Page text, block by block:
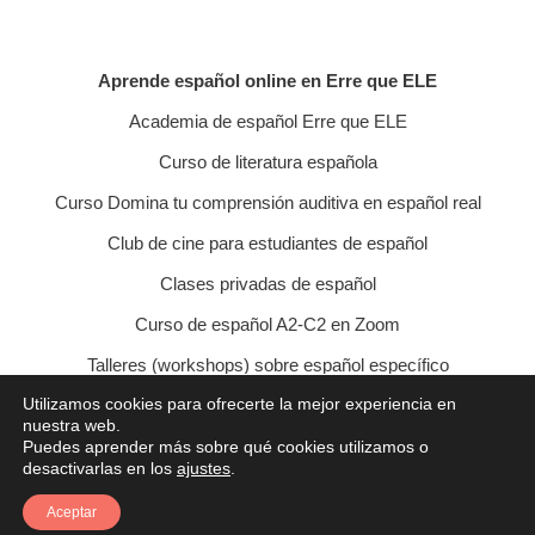
Aprende español online en Erre que ELE
Academia de español Erre que ELE
Curso de literatura española
Curso Domina tu comprensión auditiva en español real
Club de cine para estudiantes de español
Clases privadas de español
Curso de español A2-C2 en Zoom
Talleres (workshops) sobre español específico
Curso de conversación veraniego
Política de privacidad
Política de cookies
Condiciones de contratación
Utilizamos cookies para ofrecerte la mejor experiencia en
nuestra web.
Puedes aprender más sobre qué cookies utilizamos o
desactivarlas en los ajustes
Aceptar